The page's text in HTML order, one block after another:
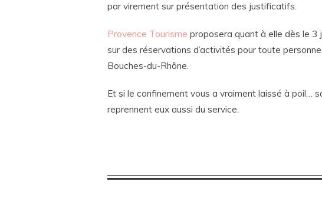
par virement sur présentation des justificatifs.
Provence Tourisme proposera quant à elle dès le 3
sur des réservations d’activités pour toute
Bouches-du-Rhône.
Et si le confinement vous a vraiment laissé à poil…
reprennent eux aussi du service.